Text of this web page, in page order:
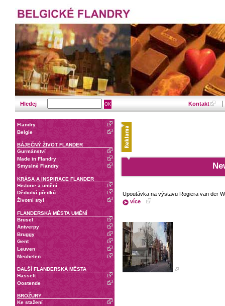
Hledej Kontakt
Flandry
Belgie
BÁJEČNÝ ŽIVOT FLANDER
Gurmánství
Made in Flandry
Smyslné Flandry
KRÁSA A INSPIRACE FLANDER
Historie a umění
Dědictví předků
Životní styl
FLANDERSKÁ MĚSTA UMĚNÍ
Brusel
Antverpy
Bruggy
Gent
Leuven
Mechelen
DALŠÍ FLANDERSKÁ MĚSTA
Hasselt
Oostende
BROŽURY
Ke stažení
Upoutávka na výstavu Rogiera van der
více